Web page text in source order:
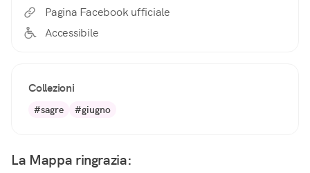
Pagina Facebook ufficiale
Accessibile
Collezioni
#sagre #giugno
La Mappa ringrazia: